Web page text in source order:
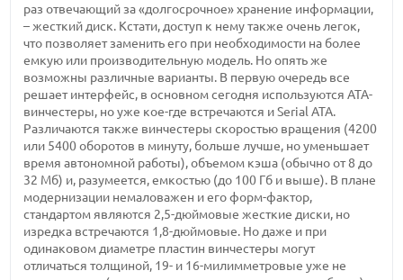
раз отвечающий за «долгосрочное» хранение информации,
– жесткий диск. Кстати, доступ к нему также очень легок,
что позволяет заменить его при необходимости на более
емкую или производительную модель. Но опять же
возможны различные варианты. В первую очередь все
решает интерфейс, в основном сегодня используются ATA-
винчестеры, но уже кое-где встречаются и Serial ATA.
Различаются также винчестеры скоростью вращения (4200
или 5400 оборотов в минуту, больше лучше, но уменьшает
время автономной работы), объемом кэша (обычно от 8 до
32 Мб) и, разумеется, емкостью (до 100 Гб и выше). В плане
модернизации немаловажен и его форм-фактор,
стандартом являются 2,5-дюймовые жесткие диски, но
изредка встречаются 1,8-дюймовые. Но даже и при
одинаковом диаметре пластин винчестеры могут
отличаться толщиной, 19- и 16-милимметровые уже не